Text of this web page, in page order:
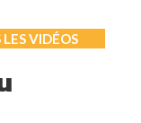
VIDÉOS